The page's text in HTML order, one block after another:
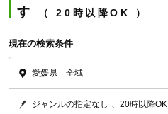
す
20時以降OK
現在の検索条件
愛媛県 全域
ジャンルの指定なし 20時以降OK
「健康にはりを見た」